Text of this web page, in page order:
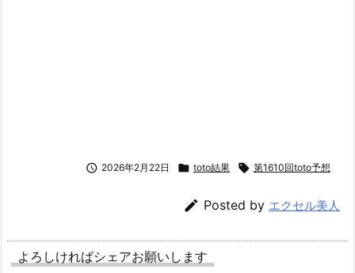
 2026年2月22日  toto結果  第1610回toto予想
 Posted by エクセル美人
よろしければシェアお願いします